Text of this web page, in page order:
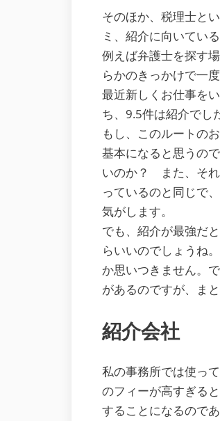
そのほか、税理士と
ミ、紹介に向いてい
例えば弁護士を探す
らかのきっかけで一
最近新しくお仕事を
ち、9.5件は紹介でし
もし、このルートの
基本になると思うの
いのか？ また、それ
っているのと同じで
気がします。
でも、紹介が最強だ
らいいのでしょうね
か思いつきません。
があるのですが、ま
紹介会社
私の事務所では使っ
のフィーが高すぎる
することになるので